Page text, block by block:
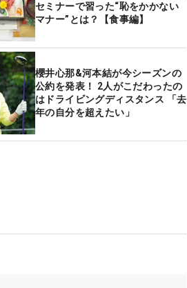
セミナーで習った“恥をかかない
マナー”とは？【食事編】
櫻井心那&河本結が今シーズンの
公約を発表！ 2人がこだわったの
はドライビングディスタンス 「去
年の自分を超えたい」